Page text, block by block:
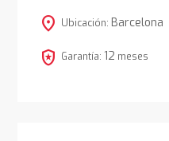
location_on Ubicación: Barcelona
local_police Garantía: 12 meses